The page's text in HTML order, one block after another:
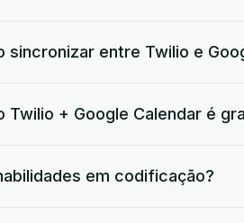
sincronizar entre Twilio e
Twilio + Google Calendar é
em codificação?